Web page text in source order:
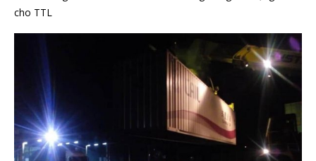
cho TTL